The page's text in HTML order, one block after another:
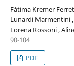
Fátima Kremer
Lunardi Marmentini ,
Lorena Rossoni ,
90-104
PDF